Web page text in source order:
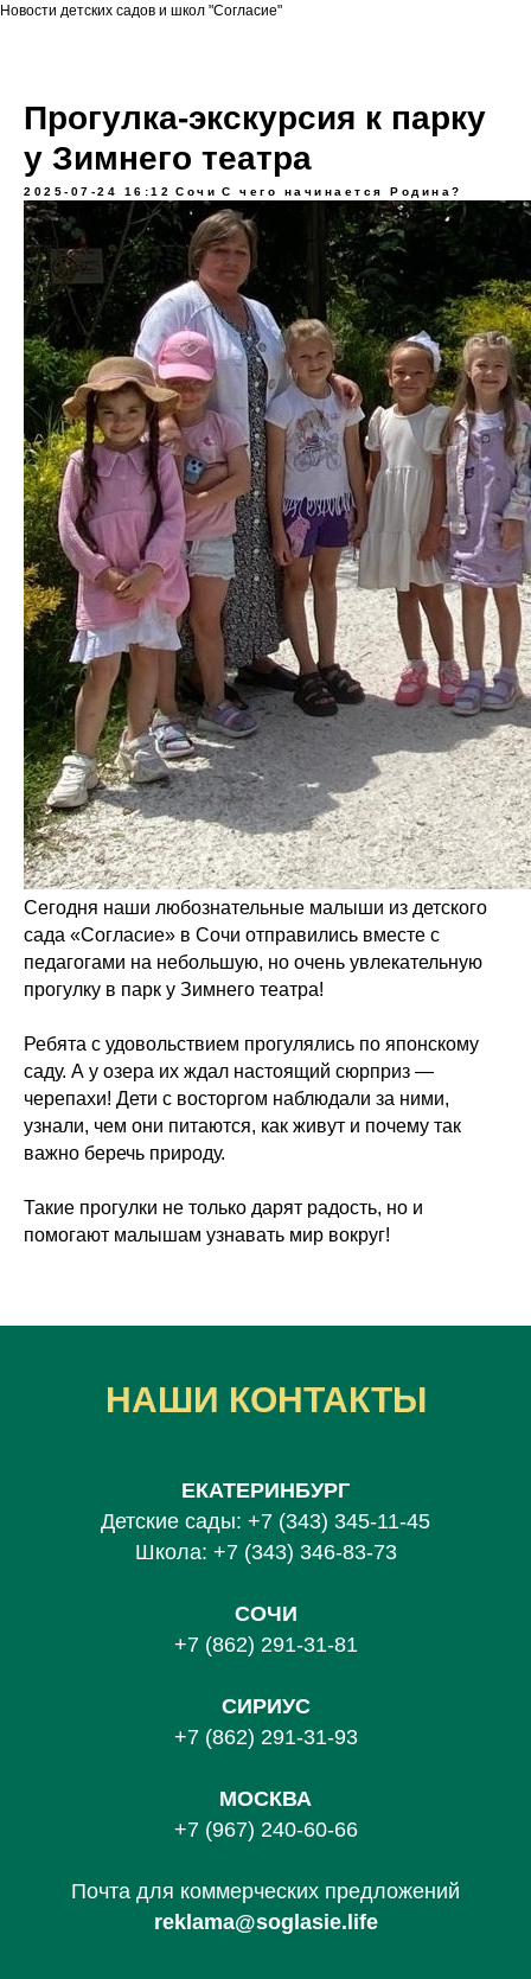
Новости детских садов и школ "Согласие"
Прогулка-экскурсия к парку
у Зимнего театра
2025-07-24 16:12 Сочи С чего начинается Родина?
Сегодня наши любознательные малыши из детского
сада «Согласие» в Сочи отправились вместе с
педагогами на небольшую, но очень увлекательную
прогулку в парк у Зимнего театра!
Ребята с удовольствием прогулялись по японскому
саду. А у озера их ждал настоящий сюрприз —
черепахи! Дети с восторгом наблюдали за ними,
узнали, чем они питаются, как живут и почему так
важно беречь природу.
Такие прогулки не только дарят радость, но и
помогают малышам узнавать мир вокруг!
НАШИ КОНТАКТЫ
ЕКАТЕРИНБУРГ
Детские сады: +7 (343) 345-11-45
Школа: +7 (343) 346-83-73
СОЧИ
+7 (862) 291-31-81
СИРИУС
+7 (862) 291-31-93
МОСКВА
+7 (967) 240-60-66
Почта для коммерческих предложений
reklama@soglasie.life